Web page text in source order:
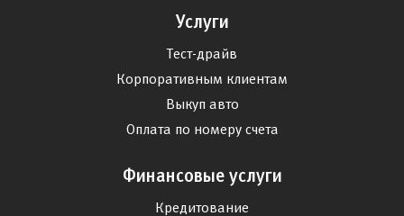
Услуги
Тест-драйв
Корпоративным клиентам
Выкуп авто
Оплата по номеру счета
Финансовые услуги
Кредитование